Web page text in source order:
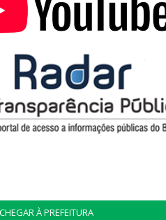
À PREFEITURA